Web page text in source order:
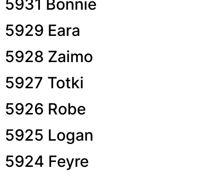
5931 Bonnie
5929 Eara
5928 Zaimo
5927 Totki
5926 Robe
5925 Logan
5924 Feyre